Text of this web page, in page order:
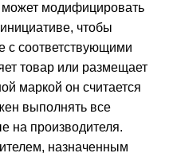
модифицировать
чтобы
с соответствующими
товар или размещает
маркой он считается
выполнять все
на производителя.
назначенным